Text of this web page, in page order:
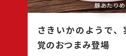
豚あたり
さきいかのようで
覚のおつまみ登場